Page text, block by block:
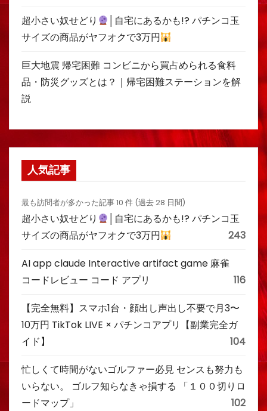
超小さい奴せどり
│自宅にあるかも!? パチンコ玉
サイズの商品がヤフオクで3万円
巨大地震 帰宅困難 コンビニから買占められる食料
品・防災グッズとは？｜帰宅困難ステーションを解
説
人気記事
最も訪問者が多かった記事 10 件 (過去 28 日間)
超小さい奴せどり
│自宅にあるかも!? パチンコ玉
サイズの商品がヤフオクで3万円
243
AI app claude Interactive artifact game 麻雀
コードレビュー コード アプリ
116
【完全無料】スマホ1台・顔出し声出し不要で月3〜
10万円 TikTok LIVE × パチンコアプリ【副業完全ガ
イド】
104
忙しくて時間がないゴルファー必見 センスも努力も
いらない。 ゴルフ知らなきゃ損する 「１００切りロ
ードマップ」
102